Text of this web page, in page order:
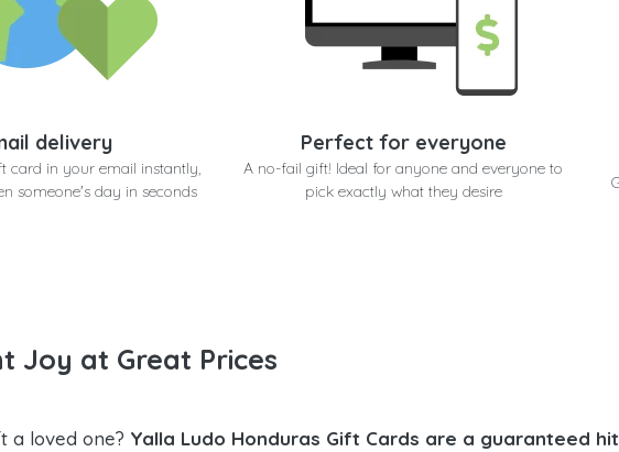
delivery
card in your email instantly,
someone's day in seconds
Perfect for everyone
A no-fail gift! Ideal for anyone and everyone to
pick exactly what they desire
Joy at Great Prices
a loved one? Yalla Ludo Honduras Gift Cards are a guaranteed hit